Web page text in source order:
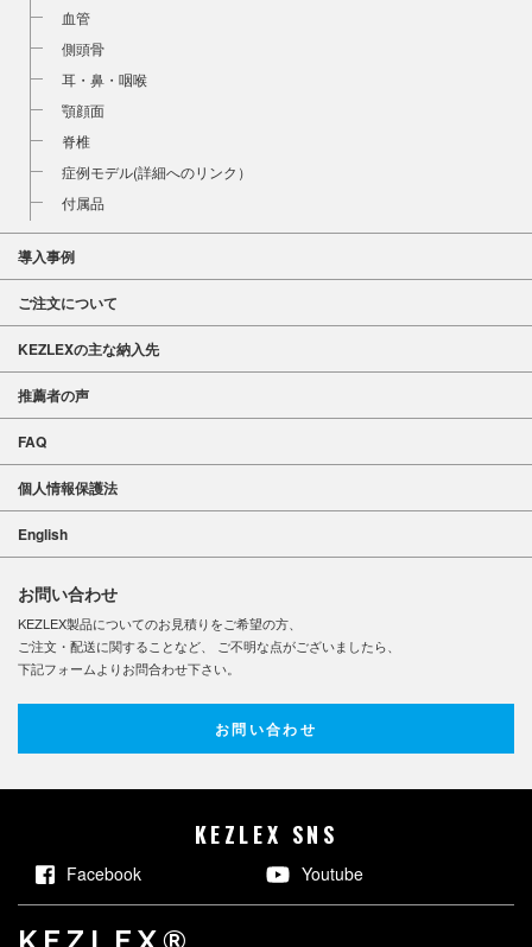
血管
側頭骨
耳・鼻・咽喉
顎顔面
脊椎
症例モデル(詳細へのリンク）
付属品
導入事例
ご注文について
KEZLEXの主な納入先
推薦者の声
FAQ
個人情報保護法
English
お問い合わせ
KEZLEX製品についてのお見積りをご希望の方、
ご注文・配送に関することなど、 ご不明な点がございましたら、
下記フォームよりお問合わせ下さい。
お問い合わせ
KEZLEX SNS
Facebook Youtube